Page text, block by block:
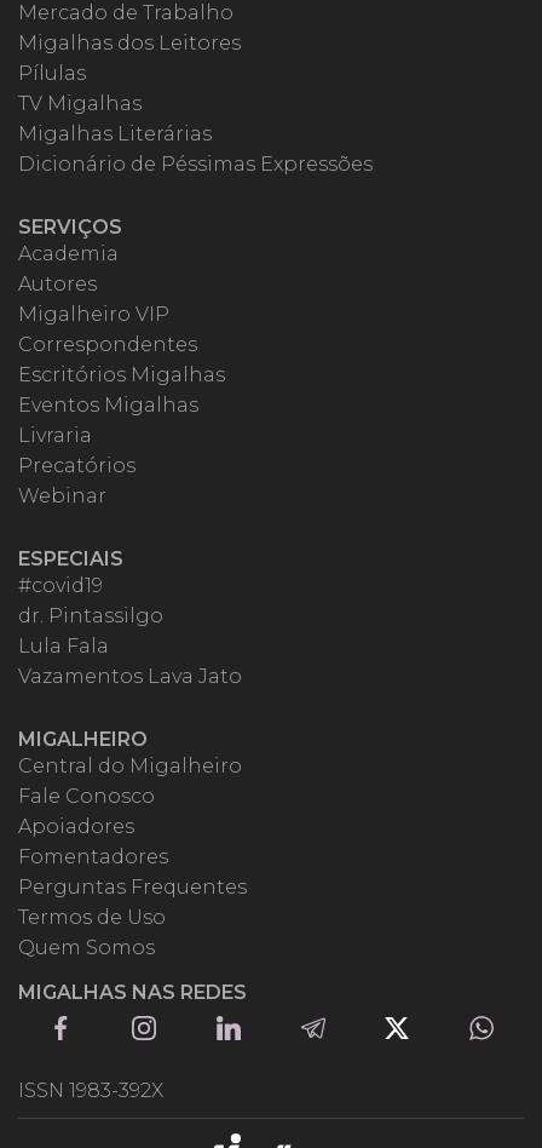
Mercado de Trabalho
Migalhas dos Leitores
Pílulas
TV Migalhas
Migalhas Literárias
Dicionário de Péssimas Expressões
SERVIÇOS
Academia
Autores
Migalheiro VIP
Correspondentes
Escritórios Migalhas
Eventos Migalhas
Livraria
Precatórios
Webinar
ESPECIAIS
#covid19
dr. Pintassilgo
Lula Fala
Vazamentos Lava Jato
MIGALHEIRO
Central do Migalheiro
Fale Conosco
Apoiadores
Fomentadores
Perguntas Frequentes
Termos de Uso
Quem Somos
MIGALHAS NAS REDES
ISSN 1983-392X